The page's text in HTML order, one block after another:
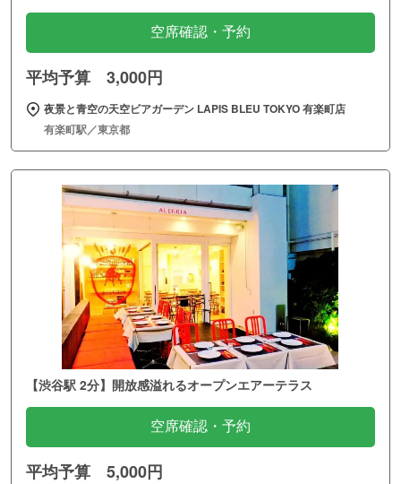
空席確認・予約
平均予算 3,000円
夜景と青空の天空ビアガーデン LAPIS BLEU TOKYO 有楽町店
有楽町駅／東京都
【渋谷駅 2分】開放感溢れるオープンエアーテラス
空席確認・予約
平均予算 5,000円